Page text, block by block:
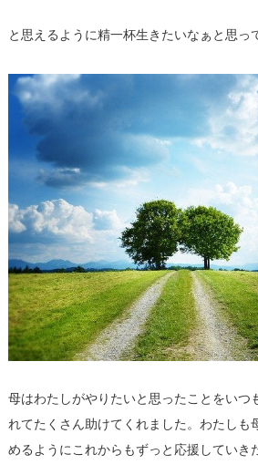
と思えるように精一杯生きたいなぁと思っ
母はわたしがやりたいと思ったことをいつ
れてたくさん助けてくれました。わたしも
めるようにこれからもずっと応援していき